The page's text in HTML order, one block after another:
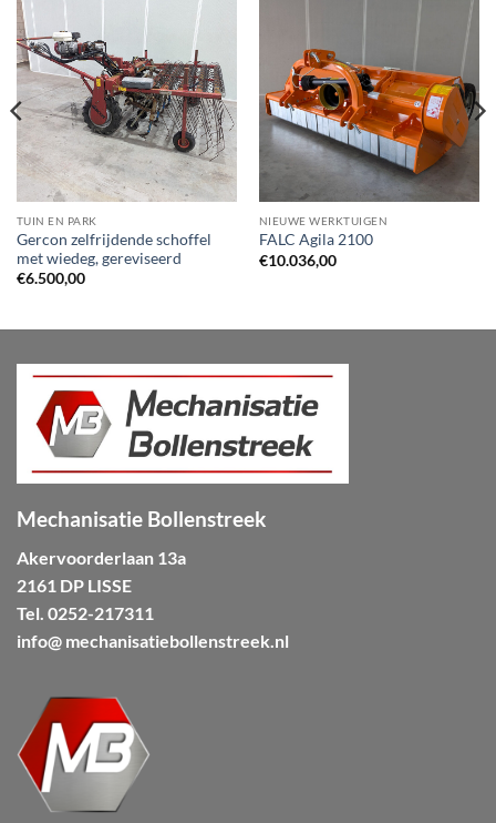
TUIN EN PARK
Gercon zelfrijdende schoffel
met wiedeg, gereviseerd
€6.500,00
NIEUWE WERKTUIGEN
FALC Agila 2100
€10.036,00
Mechanisatie Bollenstreek
Akervoorderlaan 13a
2161 DP LISSE
Tel. 0252-217311
info@ mechanisatiebollenstreek.nl